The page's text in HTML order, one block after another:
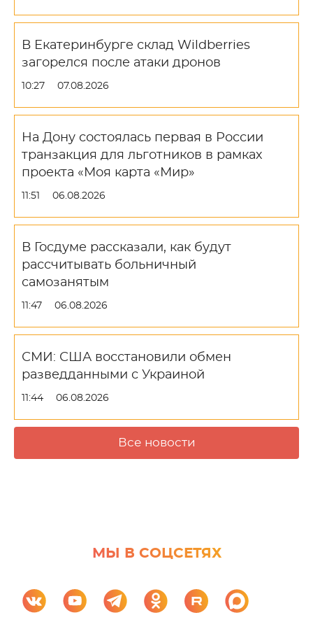
В Екатеринбурге склад Wildberries
загорелся после атаки дронов
10:27 07.08.2026
На Дону состоялась первая в России
транзакция для льготников в рамках
проекта «Моя карта «Мир»
11:51 06.08.2026
В Госдуме рассказали, как будут
рассчитывать больничный
самозанятым
11:47 06.08.2026
СМИ: США восстановили обмен
разведданными с Украиной
11:44 06.08.2026
Все новости
МЫ В СОЦСЕТЯХ